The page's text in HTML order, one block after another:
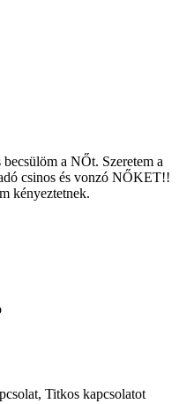
a NŐt. Szeretem a
csinos és vonzó NŐKET!!
kényeztetnek.
Titkos kapcsolatot